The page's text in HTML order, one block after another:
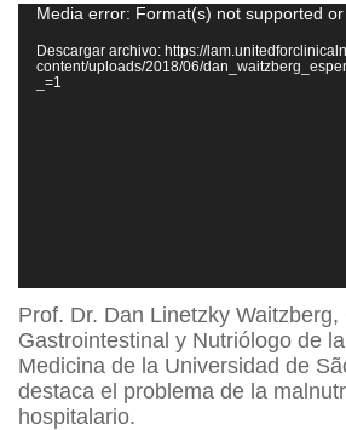
Reproductor
de
vídeo
Media error: Format(s) not supported
Descargar archivo: https://
content/uploads/2018/06/
_=1
Prof. Dr. Dan Linetzky Waitzberg,
Gastrointestinal y Nutriólogo de
Medicina de la Universidad de
destaca el problema de la
hospitalario.